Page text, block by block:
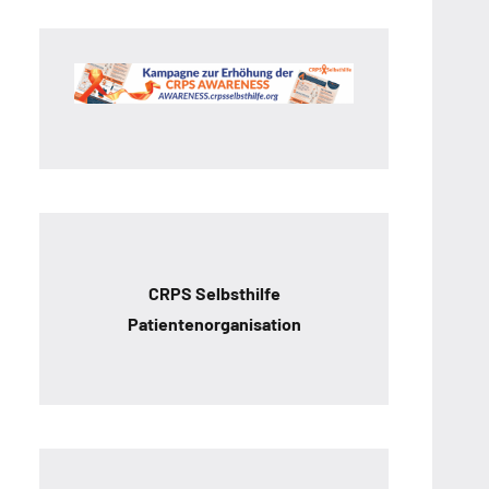
CRPS Selbsthilfe
Patientenorganisation